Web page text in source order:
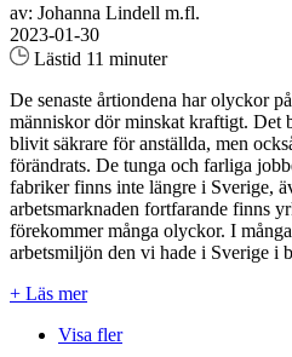
av: Johanna Lindell m.fl.
2023-01-30
Lästid 11 minuter
De senaste årtiondena har olyckor
människor dör minskat kraftigt. Det
blivit säkrare för anställda, men
förändrats. De tunga och farliga
fabriker finns inte längre i Sverige,
arbetsmarknaden fortfarande finns
förekommer många olyckor. I
arbetsmiljön den vi hade i Sverige i
+ Läs mer
Visa fler